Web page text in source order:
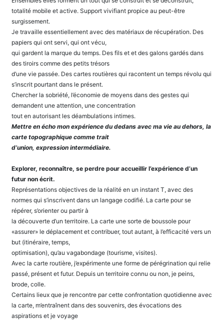
totalité mobile et active. Support vivifiant propice au peut-être
surgissement.
Je travaille essentiellement avec des matériaux de récupération. Des
papiers qui ont servi, qui ont vécu,
qui gardent la marque du temps. Des fils et et des galons gardés dans
des tiroirs comme des petits trésors
d’une vie passée. Des cartes routières qui racontent un temps révolu qui
s’inscrit pourtant dans le présent.
Chercher la sobriété, l’économie de moyens dans des gestes qui
demandent une attention, une concentration
tout en autorisant les déambulations intimes.
Mettre en écho mon expérience du dedans avec ma vie au dehors, la
carte topographique comme trait
d’union, expression intermédiaire.
Explorer, reconnaître, se perdre pour accueillir l’expérience d’un
futur non écrit.
Représentations objectives de la réalité en un instant T, avec des
normes qui s’inscrivent dans un langage codifié. La carte pour se
répérer, s’orienter ou partir à
la découverte d’un territoire. La carte une sorte de boussole pour
«assurer» le déplacement et contribuer, tout autant, à l’efficacité vers un
but (itinéraire, temps,
optimisation), qu’au vagabondage (tourisme, visites).
Avec la carte routière, j’expérimente une forme de pérégrination qui relie
passé, présent et futur. Depuis un territoire connu ou non, je peins,
brode, colle.
Certains lieux que je rencontre par cette confrontation quotidienne avec
la carte, m’entraînent dans des souvenirs, des évocations des
aspirations et je voyage